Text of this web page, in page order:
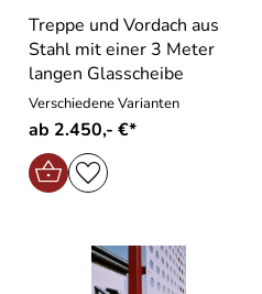
Treppe und Vordach aus
Stahl mit einer 3 Meter
langen Glasscheibe
Verschiedene Varianten
ab 2.450,- €*